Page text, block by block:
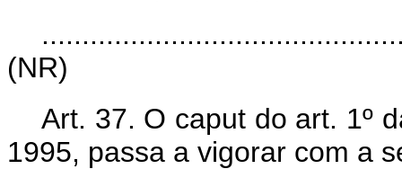
(NR)
Art. 37. O caput do art. 1º
1995, passa a vigorar com a